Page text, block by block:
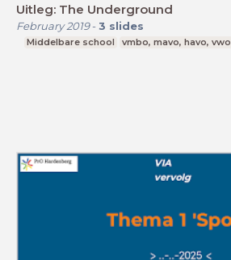
Uitleg: The Underground
February 2019- 3 slides
Middelbare school vmbo, mavo, havo, vwo